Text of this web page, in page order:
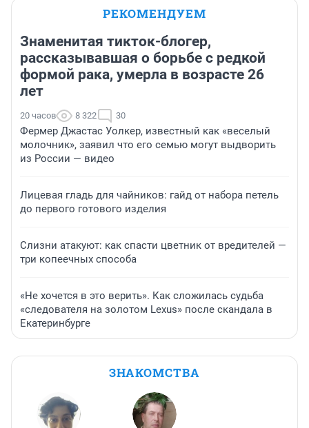
РЕКОМЕНДУЕМ
Знаменитая тикток-блогер,
рассказывавшая о борьбе с редкой
формой рака, умерла в возрасте 26
лет
20 часов 8 322 30
Фермер Джастас Уолкер, известный как «веселый
молочник», заявил что его семью могут выдворить
из России — видео
Лицевая гладь для чайников: гайд от набора петель
до первого готового изделия
Слизни атакуют: как спасти цветник от вредителей —
три копеечных способа
«Не хочется в это верить». Как сложилась судьба
«следователя на золотом Lexus» после скандала в
Екатеринбурге
ЗНАКОМСТВА